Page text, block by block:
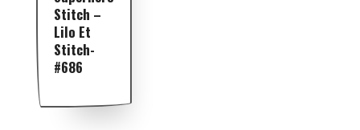
Stitch –
Lilo Et
Stitch-
#686